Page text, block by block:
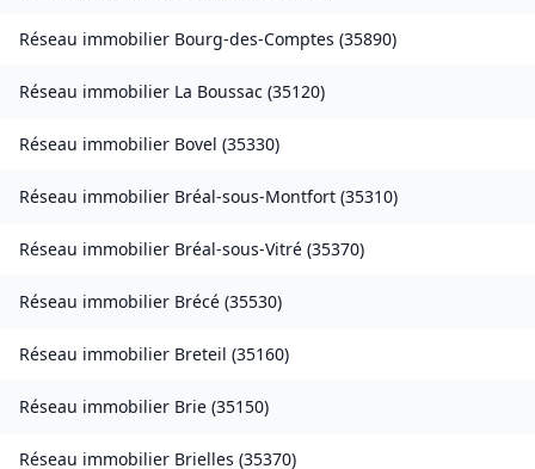
Réseau immobilier Bourg-des-Comptes (35890)
Réseau immobilier La Boussac (35120)
Réseau immobilier Bovel (35330)
Réseau immobilier Bréal-sous-Montfort (35310)
Réseau immobilier Bréal-sous-Vitré (35370)
Réseau immobilier Brécé (35530)
Réseau immobilier Breteil (35160)
Réseau immobilier Brie (35150)
Réseau immobilier Brielles (35370)